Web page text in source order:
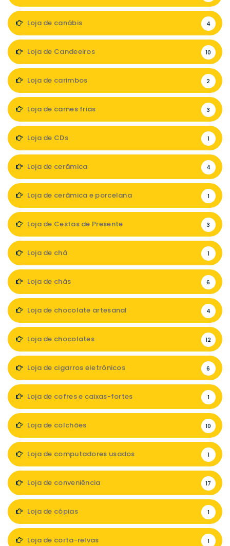
Loja de canábis 4
Loja de Candeeiros 10
Loja de carimbos 2
Loja de carnes frias 3
Loja de CDs 1
Loja de cerâmica 4
Loja de cerâmica e porcelana 1
Loja de Cestas de Presente 3
Loja de chá 1
Loja de chás 6
Loja de chocolate artesanal 4
Loja de chocolates 12
Loja de cigarros eletrónicos 6
Loja de cofres e caixas-fortes 1
Loja de colchões 10
Loja de computadores usados 1
Loja de conveniência 17
Loja de cópias 1
Loja de corta-relvas 1